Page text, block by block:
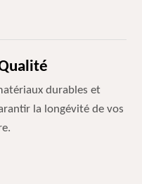
durables et
la longévité de vos